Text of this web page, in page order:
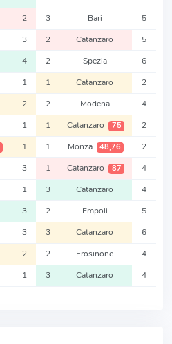
2 3 Bari 5
3 2 Catanzaro 5
4 2 Spezia 6
1 1 Catanzaro 2
2 2 Modena 4
1 1 Catanzaro 75 2
1 1 Monza 48,76 2
3 1 Catanzaro 87 4
1 3 Catanzaro 4
3 2 Empoli 5
3 3 Catanzaro 6
2 2 Frosinone 4
1 3 Catanzaro 4